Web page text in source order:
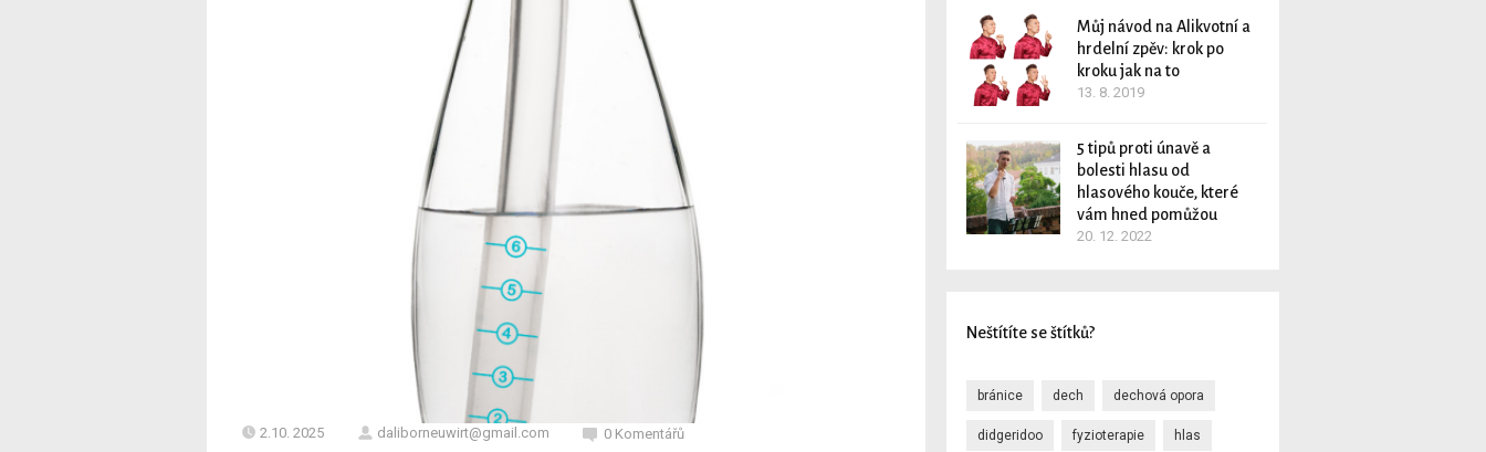
2.10. 2025 daliborneuwirt@gmail.com 0 Komentářů
Můj návod na Alikvotní a
hrdelní zpěv: krok po
kroku jak na to
13. 8. 2019
5 tipů proti únavě a
bolesti hlasu od
hlasového kouče, které
vám hned pomůžou
20. 12. 2022
Neštítíte se štítků?
bránice dech dechová opora
didgeridoo fyzioterapie hlas